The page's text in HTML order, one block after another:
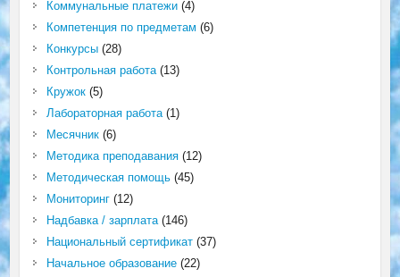
Коммунальные платежи(4)
Компетенция по предметам (6)
Конкурсы(28)
Контрольная работа(13)
Кружок(5)
Лабораторная работа(1)
Месячник(6)
Методика преподавания(12)
Методическая помощь(45)
Мониторинг(12)
Надбавка / зарплата(146)
Национальный сертификат(37)
Начальное образование(22)